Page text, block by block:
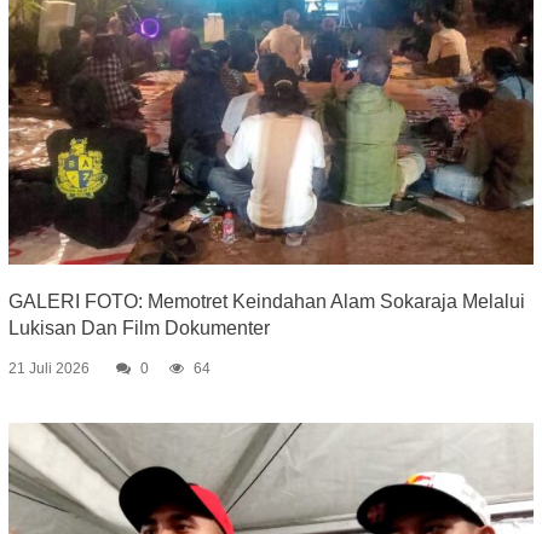
GALERI FOTO: Memotret Keindahan Alam Sokaraja Melalui
Lukisan Dan Film Dokumenter
21 Juli 2026 0 64